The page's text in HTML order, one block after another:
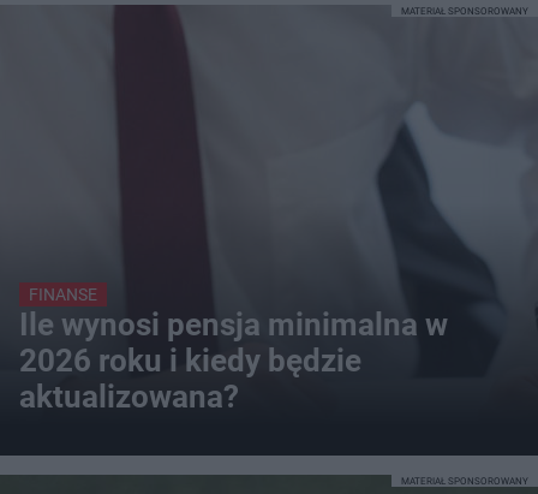
FINANSE
Ile wynosi pensja minimalna w
2026 roku i kiedy będzie
aktualizowana?
MATERIAŁ SPONSOROWANY
MATERIAŁ SPONSOROWANY